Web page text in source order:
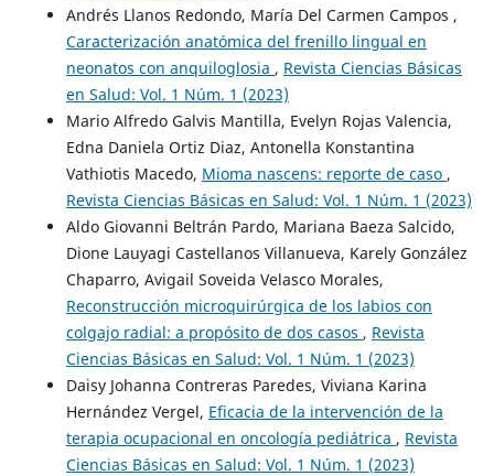
Andrés Llanos Redondo, María Del Carmen Campos ,
Caracterización anatómica del frenillo lingual en
neonatos con anquiloglosia , Revista Ciencias Básicas
en Salud: Vol. 1 Núm. 1 (2023)
Mario Alfredo Galvis Mantilla, Evelyn Rojas Valencia,
Edna Daniela Ortiz Diaz, Antonella Konstantina
Vathiotis Macedo, Mioma nascens: reporte de caso ,
Revista Ciencias Básicas en Salud: Vol. 1 Núm. 1 (2023)
Aldo Giovanni Beltrán Pardo, Mariana Baeza Salcido,
Dione Lauyagi Castellanos Villanueva, Karely González
Chaparro, Avigail Soveida Velasco Morales,
Reconstrucción microquirúrgica de los labios con
colgajo radial: a propósito de dos casos , Revista
Ciencias Básicas en Salud: Vol. 1 Núm. 1 (2023)
Daisy Johanna Contreras Paredes, Viviana Karina
Hernández Vergel, Eficacia de la intervención de la
terapia ocupacional en oncología pediátrica , Revista
Ciencias Básicas en Salud: Vol. 1 Núm. 1 (2023)